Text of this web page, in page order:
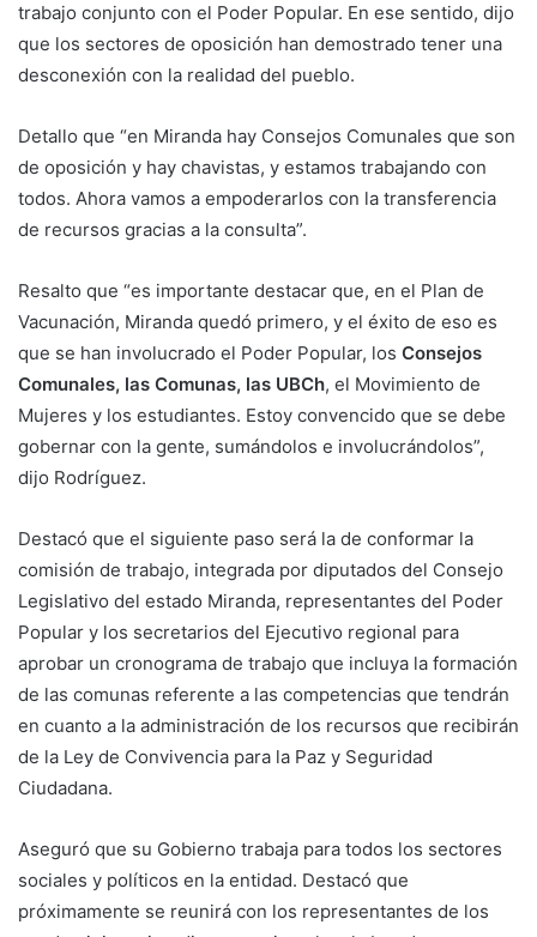
trabajo conjunto con el Poder Popular. En ese sentido, dijo
que los sectores de oposición han demostrado tener una
desconexión con la realidad del pueblo.
Detallo que “en Miranda hay Consejos Comunales que son
de oposición y hay chavistas, y estamos trabajando con
todos. Ahora vamos a empoderarlos con la transferencia
de recursos gracias a la consulta”.
Resalto que “es importante destacar que, en el Plan de
Vacunación, Miranda quedó primero, y el éxito de eso es
que se han involucrado el Poder Popular, los Consejos
Comunales, las Comunas, las UBCh, el Movimiento de
Mujeres y los estudiantes. Estoy convencido que se debe
gobernar con la gente, sumándolos e involucrándolos”,
dijo Rodríguez.
Destacó que el siguiente paso será la de conformar la
comisión de trabajo, integrada por diputados del Consejo
Legislativo del estado Miranda, representantes del Poder
Popular y los secretarios del Ejecutivo regional para
aprobar un cronograma de trabajo que incluya la formación
de las comunas referente a las competencias que tendrán
en cuanto a la administración de los recursos que recibirán
de la Ley de Convivencia para la Paz y Seguridad
Ciudadana.
Aseguró que su Gobierno trabaja para todos los sectores
sociales y políticos en la entidad. Destacó que
próximamente se reunirá con los representantes de los